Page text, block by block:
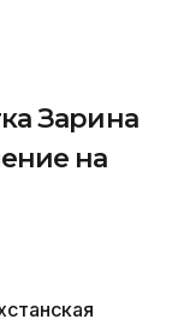
Зарина
на